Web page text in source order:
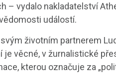
– vydalo nakladatelství
událostí.
životním partnerem
věcné, v žurnalistické
kterou označuje za